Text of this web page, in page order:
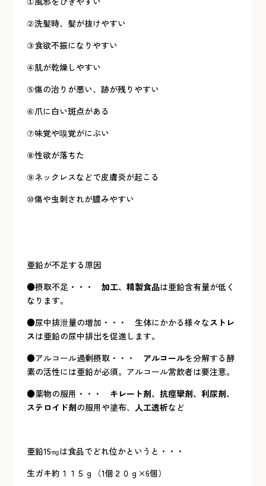
②洗髪時、髪が抜けやすい
③食欲不振になりやすい
④肌が乾燥しやすい
⑤傷の治りが悪い、跡が残りやすい
⑥爪に白い斑点がある
⑦味覚や嗅覚がにぶい
⑧性欲が落ちた
⑨ネックレスなどで皮膚炎が起こる
⑩傷や虫刺されが膿みやすい
亜鉛が不足する原因
●摂取不足・・・加工、精製食品は亜鉛含有量が低く
なります。
●尿中排泄量の増加・・・ 生体にかかる様々なストレ
スは亜鉛の尿中排出を促進します。
●アルコール過剰摂取・・・ アルコールを分解する酵
素の活性には亜鉛が必須。アルコール常飲者は要注意。
●薬物の服用・・・ キレート剤、抗痙攣剤、利尿剤、
ステロイド剤の服用や塗布、 人工透析など
亜鉛15㎎は食品でどれ位かというと・・・
生ガキ約１１５ｇ（1個２０ｇ×6個）